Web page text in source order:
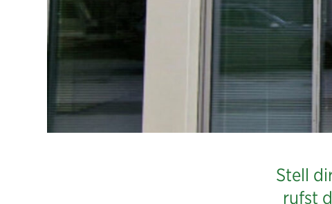
Stell
rufst